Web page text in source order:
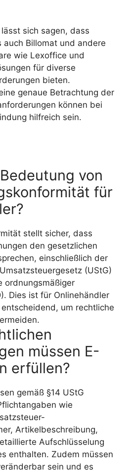
sich sagen, dass
auch Billomat und andere
wie Lexoffice und
für diverse
bieten.
genaue Betrachtung der
können bei
hilfreich sein.
von
für
stellt sicher, dass
den gesetzlichen
einschließlich der
(UStG)
ordnungsmäßiger
Dies ist für Onlinehändler
um rechtliche
müssen E-
erfüllen?
gemäß §14 UStG
wie
Artikelbeschreibung,
Aufschlüsselung
enthalten. Zudem müssen
sein und es